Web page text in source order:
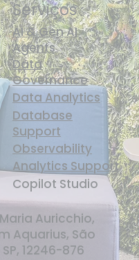
Serviços
AI & Gen AI
Agents
Data
Governance
Data Analytics
Database
Support
Observability
Analytics Support
Copilot Studio
Auricchio,
Aquarius, São
12246-876